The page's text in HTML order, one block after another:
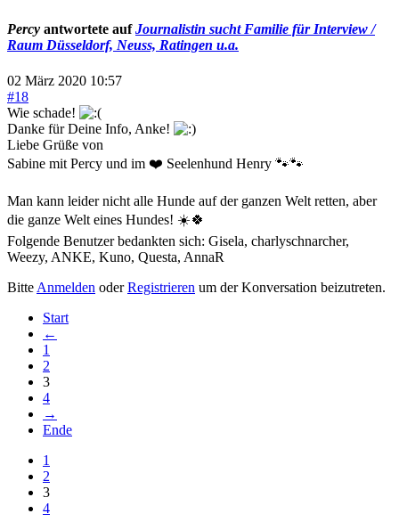
Percy antwortete aufJournalistin sucht Familie für Interview /
Raum Düsseldorf, Neuss, Ratingen u.a.
02 März 2020 10:57
#18
Wie schade!
Danke für Deine Info, Anke!
Liebe Grüße von
Sabine mit Percy und im ❤️ Seelenhund Henry 🐾🐾
Man kann leider nicht alle Hunde auf der ganzen Welt retten, aber
die ganze Welt eines Hundes! ☀️🍀
Folgende Benutzer bedankten sich: Gisela, charlyschnarcher,
Weezy, ANKE, Kuno, Questa, AnnaR
Bitte Anmelden oderRegistrieren um der Konversation beizutreten.
Start
←
1
2
3
4
→
Ende
1
2
3
4